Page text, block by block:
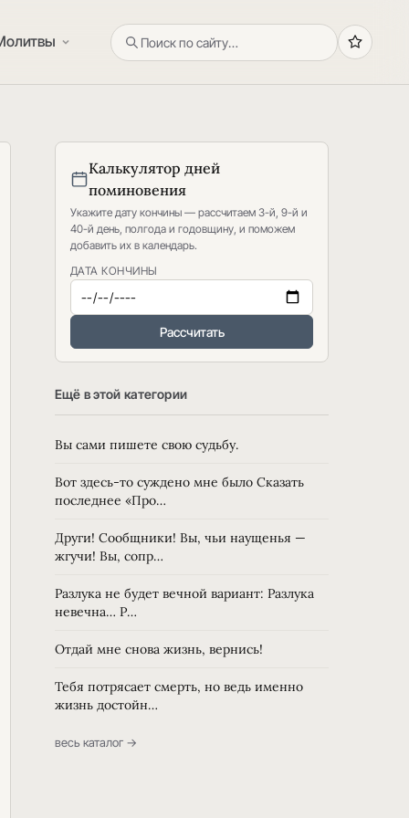
Калькулятор дней
поминовения
Укажите дату кончины — рассчитаем 3-й, 9-й и
40-й день, полгода и годовщину, и поможем
добавить их в календарь.
ДАТА КОНЧИНЫ
Рассчитать
Ещё в этой категории
Вы сами пишете свою судьбу.
Вот здесь-то суждено мне было Сказать
последнее «Про…
Други! Сообщники! Вы, чьи наущенья —
жгучи! Вы, сопр…
Разлука не будет вечной вариант: Разлука
невечна… Р…
Отдай мне снова жизнь, вернись!
Тебя потрясает смерть, но ведь именно
жизнь достойн…
весь каталог →